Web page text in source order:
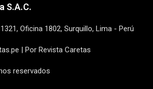
S.A.C.
Oficina 1802, Surquillo, Lima - Perú
| Por Revista Caretas
reservados